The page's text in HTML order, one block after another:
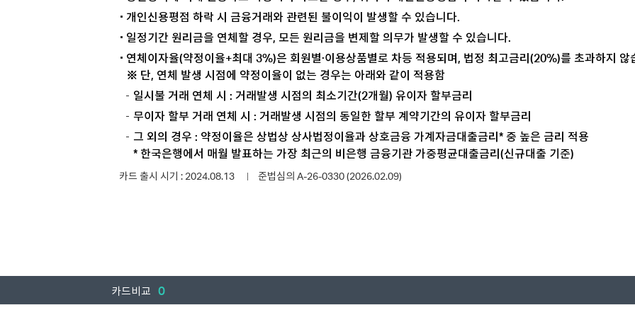
개인신용평점 하락 시 금융거래와 관련된 불이익이 발생할 수 있습니다.
일정기간 원리금을 연체할 경우, 모든 원리금을 변제할 의무가 발생할 수 있습니다.
연체이자율(약정이율+최대 3%)은 회원별·이용상품별로 차등 적용되며, 법정 최고금리(20%)를 초과하지 않
※ 단, 연체 발생 시점에 약정이율이 없는 경우는 아래와 같이 적용함
일시불 거래 연체 시 : 거래발생 시점의 최소기간(2개월) 유이자 할부금리
무이자 할부 거래 연체 시 : 거래발생 시점의 동일한 할부 계약기간의 유이자 할부금리
그 외의 경우 : 약정이율은 상법상 상사법정이율과 상호금융 가계자금대출금리* 중 높은 금리 적용
* 한국은행에서 매월 발표하는 가장 최근의 비은행 금융기관 가중평균대출금리(신규대출 기준)
카드 출시 시기 : 2024.08.13 준법심의 A-26-0330 (2026.02.09)
카드비교 0